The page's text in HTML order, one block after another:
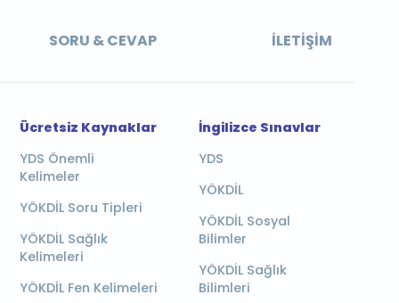
SORU & CEVAP İLETIŞIM
Ücretsiz Kaynaklar
YDS Önemli
Kelimeler
YÖKDİL Soru Tipleri
YÖKDİL Sağlık
Kelimeleri
YÖKDİL Fen Kelimeleri
İngilizce Sınavlar
YDS
YÖKDİL
YÖKDİL Sosyal
Bilimler
YÖKDİL Sağlık
Bilimleri